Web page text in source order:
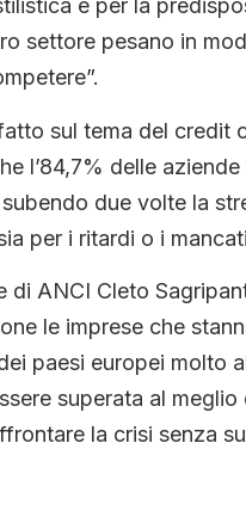
e per la
settore pesano in
sul tema del credit
l’84,7% delle
due volte la
per i ritardi o i
ANCI Cleto
le imprese che
paesi europei molto
superata al
la crisi senza